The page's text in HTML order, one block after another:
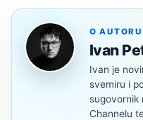
O AUTORU
Ivan
Ivan je
svemiru i
sugovornik
Channelu